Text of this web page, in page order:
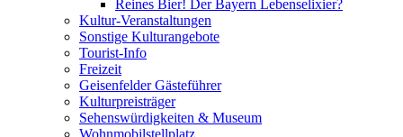
Reines Bier! Der Bayern Lebenselixier?
Kultur-Veranstaltungen
Sonstige Kulturangebote
Tourist-Info
Freizeit
Geisenfelder Gästeführer
Kulturpreisträger
Sehenswürdigkeiten & Museum
Wohnmobilstellplatz